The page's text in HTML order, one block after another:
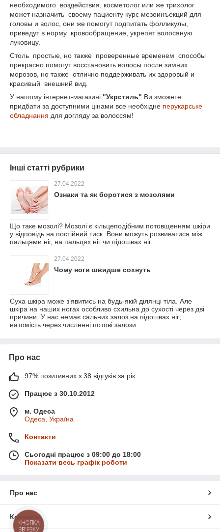
необходимого воздействия, косметолог или же трихолог
может назначить своему пациенту курс мезоинъекций для
головы и волос, они же помогут подпитать фолликулы,
приведут в норму кровообращение, укрепят волосяную
луковицу.
Столь простые, но также проверенные временем способы
прекрасно помогут восстановить волосы после зимних
морозов, но также отлично поддерживать их здоровый и
красивый внешний вид.
У нашому інтернет-магазині "Укрстиль" Ви зможете
придбати за доступними цінами все необхідне перукарське
обладнання для догляду за волоссям!
Інші статті рубрики
27.04.2022
Ознаки та як боротися з мозолями
Що таке мозолі? Мозолі є кільцеподібним потовщенням шкіри
у відповідь на постійний тиск. Вони можуть розвиватися між
пальцями ніг, на пальцях ніг чи підошвах ніг.
27.04.2022
Чому ноги швидше сохнуть
Суха шкіра може з'явитись на будь-якій ділянці тіла. Але
шкіра на наших ногах особливо схильна до сухості через дві
причини. У нас немає сальних залоз на підошвах ніг;
натомість через численні потові залози.
Про нас
97% позитивних з 38 відгуків за рік
Працює з 30.10.2012
м. Одеса
Одеса, Україна
Контакти
Сьогодні працює з 09:00 до 18:00
Показати весь графік роботи
Про нас
Контакти
КНОПКА
ЗВ'ЯЗКУ